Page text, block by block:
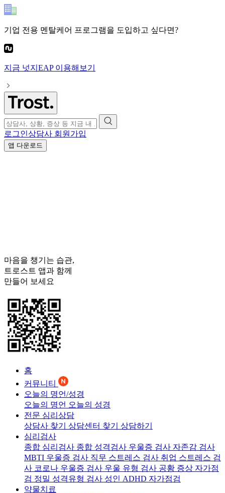
기업 전용 멘탈케어 프로그램을 도입하고 싶다면?
지금 넛지EAP이용해보기
로그인상담사 회원가입
앱 다운로드
마음을 챙기는 습관,
트로스트 앱과 함께
만들어 보세요
홈
커뮤니티
오늘의 명언/성경
오늘의 명언 오늘의 성경
전문 심리상담
상담사 찾기 상담센터 찾기 상담하기
심리검사
종합 심리검사 종합 성격검사 우울증 검사 자존감 검사
MBTI 우울증 검사 직무 스트레스 검사 취업 스트레스 검
사 코로나 우울증 검사 우울 유형 검사 공황 증상 자가점
검 정밀 성격유형 검사 성인 ADHD 자가점검
약물치료